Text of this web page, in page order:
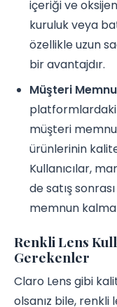
içeriği ve
kuruluk veya
özellikle uzun
bir avantajdır.
Müşteri
platformlardaki
müşteri
ürünlerinin
Kullanıcılar,
de satış
memnun
Renkli Lens
Gerekenler
Claro Lens gibi
olsanız bile, renkli